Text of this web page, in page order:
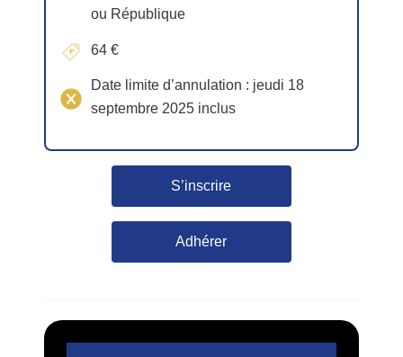
ou République
64 €
Date limite d’annulation : jeudi 18
septembre 2025 inclus
S’inscrire
Adhérer